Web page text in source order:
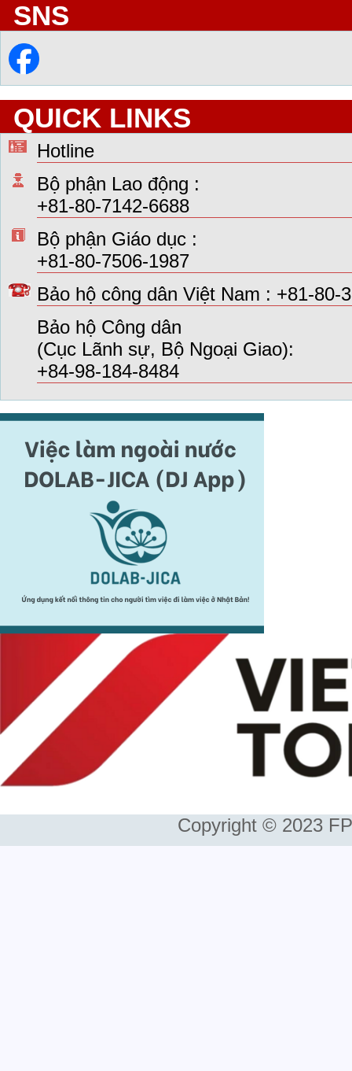
SNS
QUICK LINKS
Hotline
Bộ phận Lao động :
+81-80-7142-6688
Bộ phận Giáo dục :
+81-80-7506-1987
Bảo hộ công dân Việt Nam : +81-80-
Bảo hộ Công dân
(Cục Lãnh sự, Bộ Ngoại Giao):
+84-98-184-8484
Copyright © 2023